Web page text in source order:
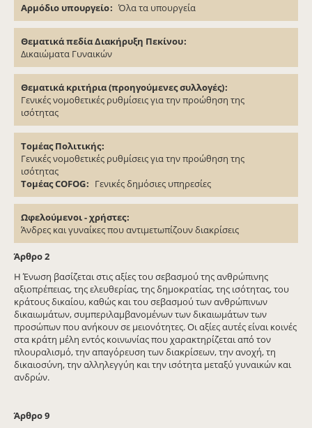
Αρμόδιο υπουργείο Όλα τα υπουργεία
Θεματικά πεδία Διακήρυξη Πεκίνου
Δικαιώματα Γυναικών
Θεματικά κριτήρια (προηγούμενες συλλογές)
Γενικές νομοθετικές ρυθμίσεις για την προώθηση της
ισότητας
Τομέας Πολιτικής
Γενικές νομοθετικές ρυθμίσεις για την προώθηση της
ισότητας
Τομέας COFOG
Γενικές δημόσιες υπηρεσίες
Ωφελούμενοι - χρήστες
Άνδρες και γυναίκες που αντιμετωπίζουν διακρίσεις
Άρθρο 2
Η Ένωση βασίζεται στις αξίες του σεβασμού της ανθρώπινης
αξιοπρέπειας, της ελευθερίας, της δημοκρατίας, της ισότητας, του
κράτους δικαίου, καθώς και του σεβασμού των ανθρώπινων
δικαιωμάτων, συμπεριλαμβανομένων των δικαιωμάτων των
προσώπων που ανήκουν σε μειονότητες. Οι αξίες αυτές είναι κοινές
στα κράτη μέλη εντός κοινωνίας που χαρακτηρίζεται από τον
πλουραλισμό, την απαγόρευση των διακρίσεων, την ανοχή, τη
δικαιοσύνη, την αλληλεγγύη και την ισότητα μεταξύ γυναικών και
ανδρών.
Άρθρο 9